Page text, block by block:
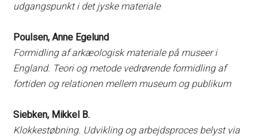
udgangspunkt i det jyske materiale
Poulsen, Anne Egelund
Formidling af arkæologisk materiale på museer i
England. Teori og metode vedrørende formidling af
fortiden og relationen mellem museum og publikum
Siebken, Mikkel B.
Klokkestøbning. Udvikling og arbejdsproces belyst via